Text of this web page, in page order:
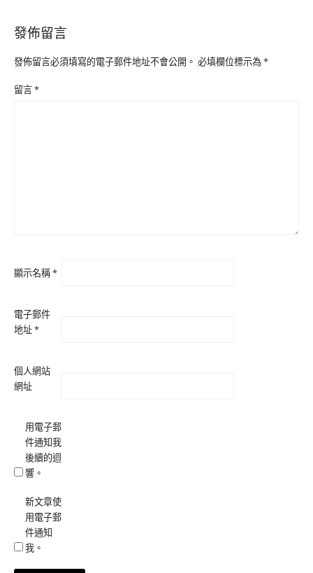
發佈留言
發佈留言必須填寫的電子郵件地址不會公開。 必填欄位標示為*
留言*
顯示名稱*
電子郵件
地址*
個人網站
網址
用電子郵
件通知我
後續的迴
響。
新文章使
用電子郵
件通知
我。